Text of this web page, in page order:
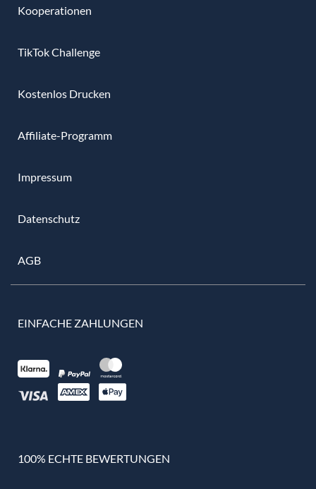
Kooperationen
TikTok Challenge
Kostenlos Drucken
Affiliate-Programm
Impressum
Datenschutz
AGB
EINFACHE ZAHLUNGEN
100% ECHTE BEWERTUNGEN